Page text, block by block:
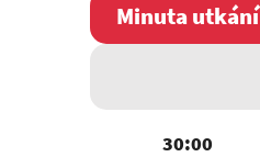
Minuta utkání
30:00